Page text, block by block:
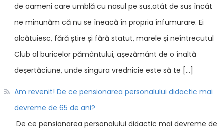
de oameni care umblă cu nasul pe sus,atât de sus încât
ne minunăm că nu se îneacă în propria înfumurare. Ei
alcătuiesc, fără știre și fără statut, marele și neîntrecutul
Club al buricelor pământului, așezământ de o înaltă
deșertăciune, unde singura vrednicie este să te […]
Am revenit! De ce pensionarea personalului didactic mai
devreme de 65 de ani?
De ce pensionarea personalului didactic mai devreme de